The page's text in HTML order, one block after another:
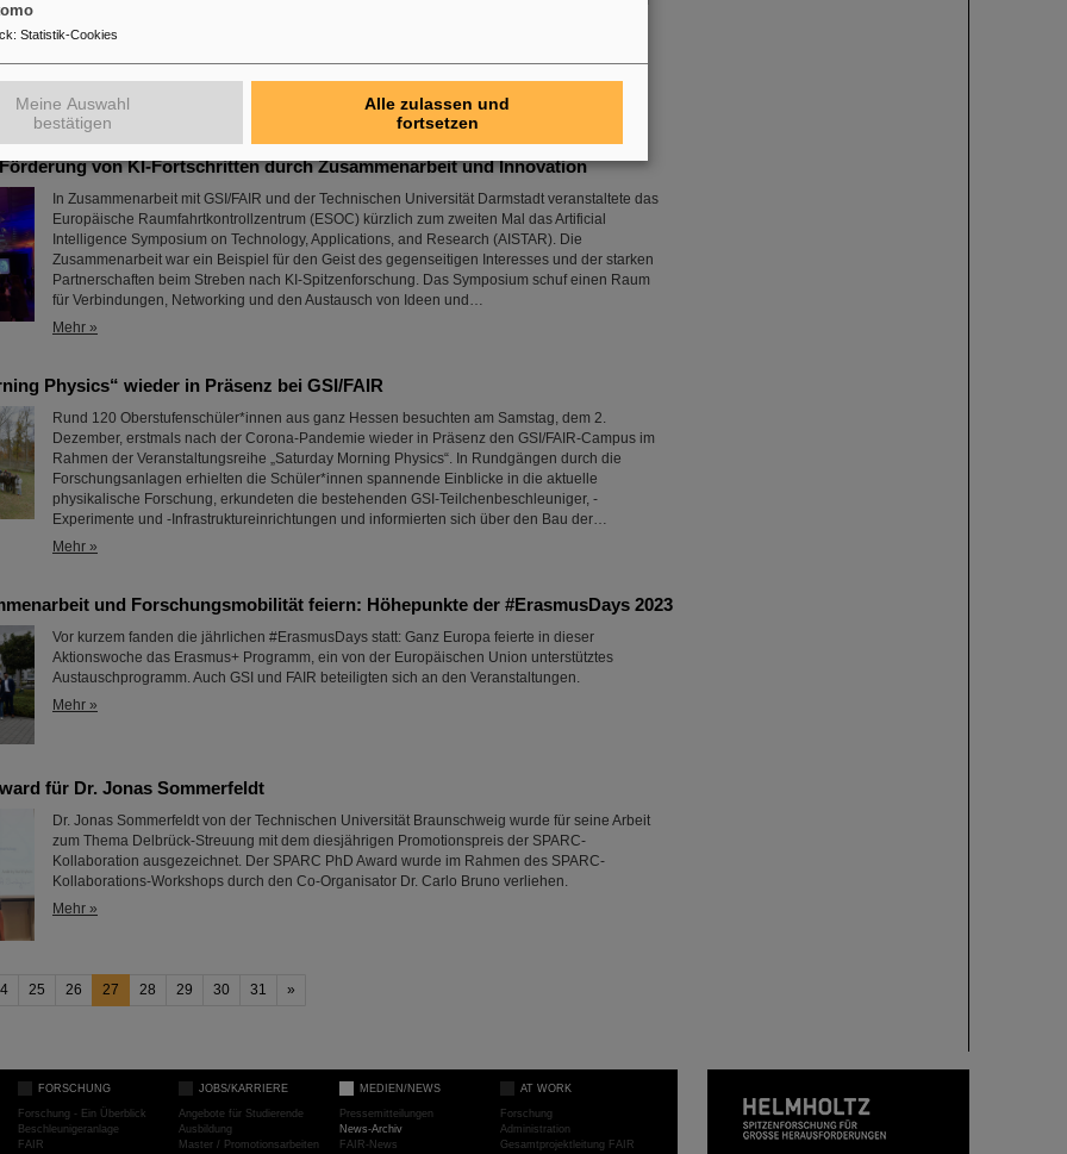
Kohlenstoffionen gefolgt von Photonen bei der Behandlung strahlenresistenter Tumoren
wirksamer ist als die umgekehrte Bestrahlungsreihenfolge. Die Studie ist Teil einer
langjährigen Zusammenarbeit, in deren Rahmen....
Mehr »
von KI-Fortschritten durch Zusammenarbeit und Innovation
In Zusammenarbeit mit GSI/FAIR und der Technischen Universität Darmstadt veranstaltete das
Europäische Raumfahrtkontrollzentrum (ESOC) kürzlich zum zweiten Mal das Artificial
Intelligence Symposium on Technology, Applications, and Research (AISTAR). Die
Zusammenarbeit war ein Beispiel für den Geist des gegenseitigen Interesses und der starken
Partnerschaften beim Streben nach KI-Spitzenforschung. Das Symposium schuf einen Raum
für Verbindungen, Networking und den Austausch von Ideen und…
Mehr »
Physics“ wieder in Präsenz bei GSI/FAIR
Rund 120 Oberstufenschüler*innen aus ganz Hessen besuchten am Samstag, dem 2.
Dezember, erstmals nach der Corona-Pandemie wieder in Präsenz den GSI/FAIR-Campus im
Rahmen der Veranstaltungsreihe „Saturday Morning Physics“. In Rundgängen durch die
Forschungsanlagen erhielten die Schüler*innen spannende Einblicke in die aktuelle
physikalische Forschung, erkundeten die bestehenden GSI-Teilchenbeschleuniger, -
Experimente und -Infrastruktureinrichtungen und informierten sich über den Bau der…
Mehr »
und Forschungsmobilität feiern: Höhepunkte der #ErasmusDays 2023
Vor kurzem fanden die jährlichen #ErasmusDays statt: Ganz Europa feierte in dieser
Aktionswoche das Erasmus+ Programm, ein von der Europäischen Union unterstütztes
Austauschprogramm. Auch GSI und FAIR beteiligten sich an den Veranstaltungen.
Mehr »
für Dr. Jonas Sommerfeldt
Dr. Jonas Sommerfeldt von der Technischen Universität Braunschweig wurde für seine Arbeit
zum Thema Delbrück-Streuung mit dem diesjährigen Promotionspreis der SPARC-
Kollaboration ausgezeichnet. Der SPARC PhD Award wurde im Rahmen des SPARC-
Kollaborations-Workshops durch den Co-Organisator Dr. Carlo Bruno verliehen.
Mehr »
25 26 27 28 29 30 31 »
FORSCHUNG
Forschung - Ein Überblick
Beschleunigeranlage
FAIR
JOBS/KARRIERE
Angebote für Studierende
Ausbildung
Master / Promotionsarbeiten
MEDIEN/NEWS
Pressemitteilungen
News-Archiv
FAIR-News
AT WORK
Forschung
Administration
Gesamtprojektleitung FAIR
: Statistik-Cookies
Meine Auswahl
bestätigen
Alle zulassen und
fortsetzen